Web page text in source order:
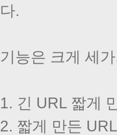
다.
기능은 크게 세
1. 긴 URL 짧게
2. 짧게 만든